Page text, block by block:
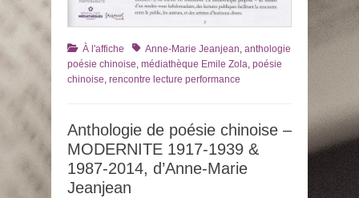
Catégories
À l'affiche TagsAnne-Marie Jeanjean, anthologie
poésie chinoise, médiathèque Emile Zola, poésie
chinoise, rencontre lecture performance
Anthologie de poésie chinoise –
MODERNITE 1917-1939 &
1987-2014, d’Anne-Marie
Jeanjean